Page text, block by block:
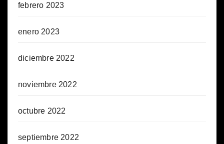
febrero 2023
enero 2023
diciembre 2022
noviembre 2022
octubre 2022
septiembre 2022